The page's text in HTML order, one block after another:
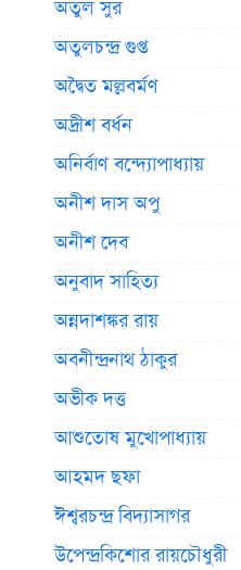
অতুল সুর
অতুলচন্দ্র গুপ্ত
অদ্বৈত মল্লবর্মণ
অদ্রীশ বর্ধন
অনির্বাণ বন্দ্যোপাধ্যায়
অনীশ দাস অপু
অনীশ দেব
অনুবাদ সাহিত্য
অন্নদাশঙ্কর রায়
অবনীন্দ্রনাথ ঠাকুর
অভীক দত্ত
আশুতোষ মুখোপাধ্যায়
আহমদ ছফা
ঈশ্বরচন্দ্র বিদ্যাসাগর
উপেন্দ্রকিশোর রায়চৌধুরী